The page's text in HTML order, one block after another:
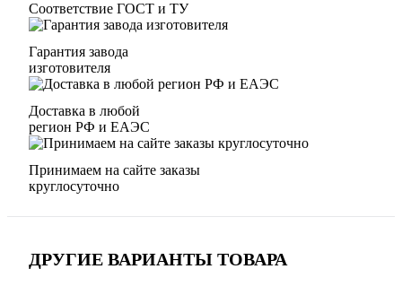
Соответствие ГОСТ и ТУ
Гарантия завода
изготовителя
Доставка в любой
регион РФ и ЕАЭС
Принимаем на сайте заказы
круглосуточно
ДРУГИЕ ВАРИАНТЫ ТОВАРА